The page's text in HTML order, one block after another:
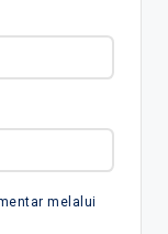
melalui